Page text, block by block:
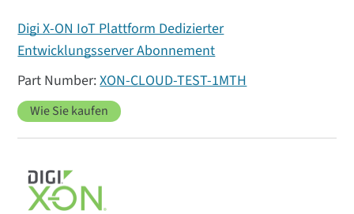
Digi X-ON IoT Plattform Dedizierter
Entwicklungsserver Abonnement
XON-CLOUD-TEST-1MTH
Wie Sie kaufen